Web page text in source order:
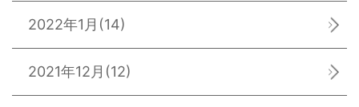
2022年1月 (14)
2021年12月 (12)